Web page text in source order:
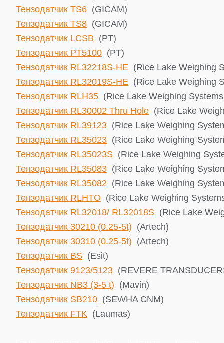
Тензодатчик TS6 (GICAM)
Тензодатчик TS8 (GICAM)
Тензодатчик LCSB (PT)
Тензодатчик PT5100 (PT)
Тензодатчик RL32218S-HE (Rice Lake ​Weighing
Тензодатчик RL32019S-HE (Rice Lake ​Weighing
Тензодатчик RLH35 (Rice Lake ​Weighing
Тензодатчик RL30002 Thru Hole (Rice Lake
Тензодатчик RL39123 (Rice Lake ​Weighing
Тензодатчик RL35023 (Rice Lake ​Weighing
Тензодатчик RL35023S (Rice Lake ​Weighing
Тензодатчик RL35083 (Rice Lake ​Weighing
Тензодатчик RL35082 (Rice Lake ​Weighing
Тензодатчик RLHTO (Rice Lake ​Weighing
Тензодатчик RL32018/ RL32018S (Rice Lake
Тензодатчик 30210 (0.25-5t) (Artech)
Тензодатчик 30310 (0.25-5t) (Artech)
Тензодатчик BS (Esit)
Тензодатчик 9123/5123 (REVERE
Тензодатчик NB3 (3-5 t) (Mavin)
Тензодатчик SB210 (SEWHA CNM)
Тензодатчик FTK (Laumas)